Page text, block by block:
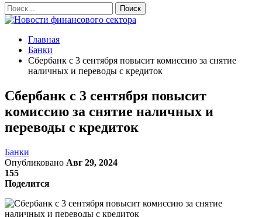
Главная
Банки
Сбербанк с 3 сентября повысит комиссию за снятие
наличных и переводы с кредиток
Сбербанк с 3 сентября повысит
комиссию за снятие наличных и
переводы с кредиток
Банки
Опубликовано Авг 29, 2024
155
Поделится